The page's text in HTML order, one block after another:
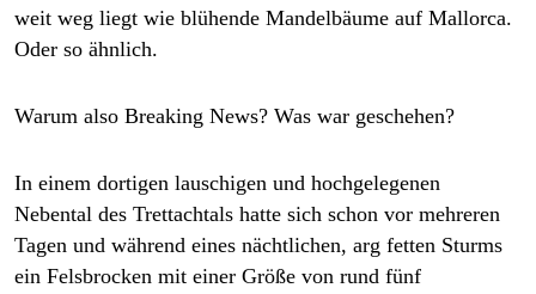
weit weg liegt wie blühende Mandelbäume auf Mallorca.
Oder so ähnlich.
Warum also Breaking News? Was war geschehen?
In einem dortigen lauschigen und hochgelegenen
Nebental des Trettachtals hatte sich schon vor mehreren
Tagen und während eines nächtlichen, arg fetten Sturms
ein Felsbrocken mit einer Größe von rund fünf